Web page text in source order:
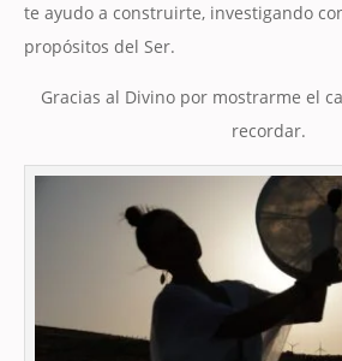
te ayudo a construirte, investigando
propósitos del Ser.
Gracias al Divino por mostrarme el
recordar.